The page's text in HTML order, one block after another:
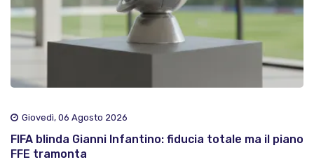
Giovedì, 06 Agosto 2026
FIFA blinda Gianni Infantino: fiducia totale ma il piano
FFE tramonta